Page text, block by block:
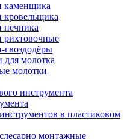
каменщика
печника
рихтовочные
гвоздодёры
для молотка
молотки
инструмента
в пластиковом
монтажные